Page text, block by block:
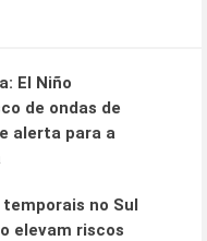
El Niño
de ondas de
alerta para a
no Sul
elevam riscos